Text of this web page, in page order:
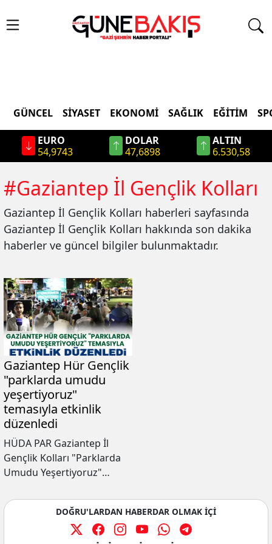
GÜNCEL SIYASET EKONOMI SAĞLIK EĞITIM
EURO
54,9743
DOLAR
47,6898
ALTIN
6.530,58
#Gaziantep İl Gençlik Kolları
Gaziantep İl Gençlik Kolları haberleri sayfasında
Gaziantep İl Gençlik Kolları hakkında son dakika
haberler ve güncel bilgiler bulunmaktadır.
Gaziantep Hür Gençlik
"parklarda umudu
yeşertiyoruz"
temasıyla etkinlik
düzenledi
HÜDA PAR Gaziantep İl
Gençlik Kolları "Parklarda
Umudu Yeşertiyoruz"
geldikleri program
DOĞRU'LARDAN HABERDAR OLMAK İÇİ